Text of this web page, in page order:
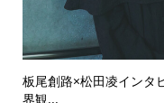
板尾創路×松田凌イン
界観...